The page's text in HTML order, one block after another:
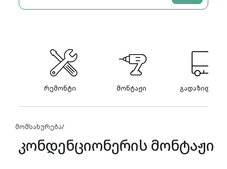
რემონტი მონტაჟი გადაზიდვები
მომსახურება/
კონდენციონერის მონტაჟი